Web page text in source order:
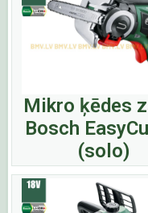
Mikro ķēdes
Bosch
(solo)